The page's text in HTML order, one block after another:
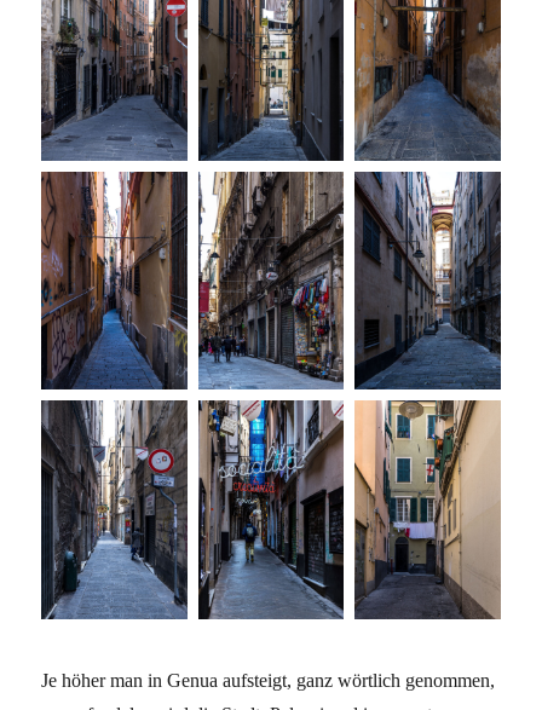
Je höher man in Genua aufsteigt, ganz wörtlich genommen,